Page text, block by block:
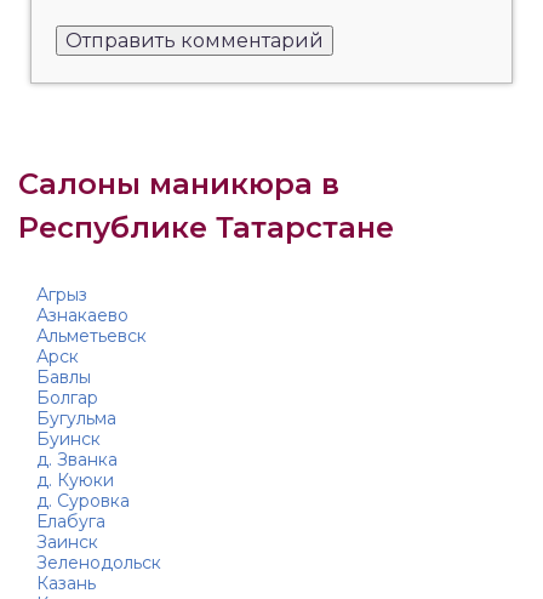
Салоны маникюра в
Республике Татарстане
Агрыз
Азнакаево
Альметьевск
Арск
Бавлы
Болгар
Бугульма
Буинск
д. Званка
д. Куюки
д. Суровка
Елабуга
Заинск
Зеленодольск
Казань